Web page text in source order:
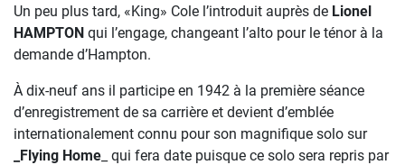
Un peu plus tard, «King» Cole l’introduit auprès de Lionel
HAMPTON qui l’engage, changeant l’alto pour le ténor à la
demande d’Hampton.
À dix-neuf ans il participe en 1942 à la première séance
d’enregistrement de sa carrière et devient d’emblée
internationalement connu pour son magnifique solo sur
_Flying Home _ qui fera date puisque ce solo sera repris par